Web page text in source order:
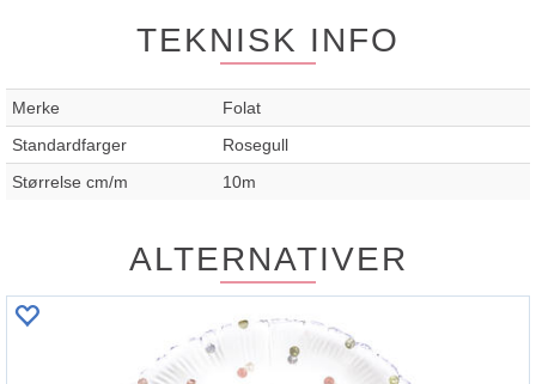
TEKNISK INFO
Merke
Folat
Standardfarger
Rosegull
Størrelse cm/m
10m
ALTERNATIVER